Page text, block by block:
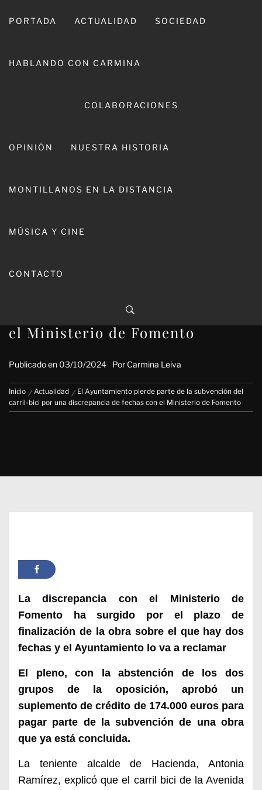
PORTADA ACTUALIDAD SOCIEDAD
HABLANDO CON CARMINA
COLABORACIONES
OPINIÓN NUESTRA HISTORIA
MONTILLANOS EN LA DISTANCIA
MÚSICA Y CINE
CONTACTO
El Ayuntamiento pierde parte de
una discrepancia de fechas con
el Ministerio de Fomento
Publicado en 03/10/2024 Por Carmina Leiva
Inicio Actualidad
El Ayuntamiento pierde parte de la subvención del
carril-bici por una discrepancia de fechas con el Ministerio de Fomento
La discrepancia con el Ministerio de
Fomento ha surgido por el plazo de
finalización de la obra sobre el que hay dos
fechas y el Ayuntamiento lo va a reclamar
El pleno, con la abstención de los dos
grupos de la oposición, aprobó un
suplemento de crédito de 174.000 euros para
pagar parte de la subvención de una obra
que ya está concluida.
La teniente alcalde de Hacienda, Antonia
Ramírez, explicóque el carril bici de la Avenida